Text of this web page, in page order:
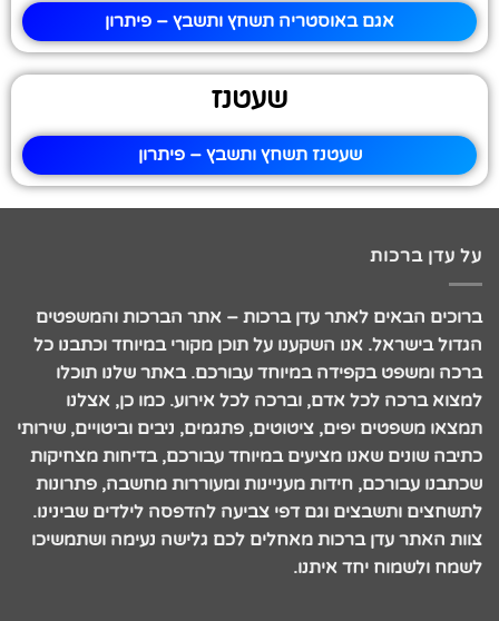
אגם באוסטריה תשחץ ותשבץ – פיתרון
שעטנז
שעטנז תשחץ ותשבץ – פיתרון
על עדן ברכות
ברוכים הבאים לאתר עדן ברכות – אתר הברכות והמשפטים
הגדול בישראל. אנו השקענו על תוכן מקורי במיוחד וכתבנו כל
ברכה ומשפט בקפידה במיוחד עבורכם. באתר שלנו תוכלו
למצוא ברכה לכל אדם, וברכה לכל אירוע. כמו כן, אצלנו
תמצאו משפטים יפים, ציטוטים, פתגמים, ניבים וביטויים, שירותי
כתיבה שונים שאנו מציעים במיוחד עבורכם, בדיחות מצחיקות
שכתבנו עבורכם, חידות מעניינות ומעוררות מחשבה, פתרונות
לתשחצים ותשבצים וגם דפי צביעה להדפסה לילדים שבינינו.
צוות האתר עדן ברכות מאחלים לכם גלישה נעימה ושתמשיכו
לשמח ולשמוח יחד איתנו.